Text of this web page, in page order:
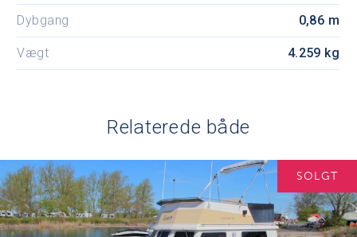
Dybgang 0,86 m
Vægt 4.259 kg
Relaterede både
SOLGT